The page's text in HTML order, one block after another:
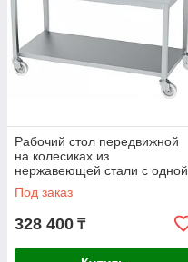
Рабочий стол передвижной
на колесиках из
нержавеющей стали с одной
полкой AISI 304
1000x700x850mm
Под заказ
328 400 ₸